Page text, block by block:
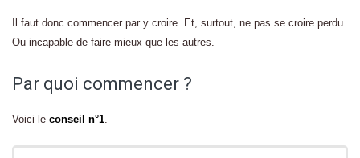
Il faut donc commencer par y croire. Et, surtout, ne pas se croire perdu.
Ou incapable de faire mieux que les autres.
Par quoi commencer ?
Voici le conseil n°1.